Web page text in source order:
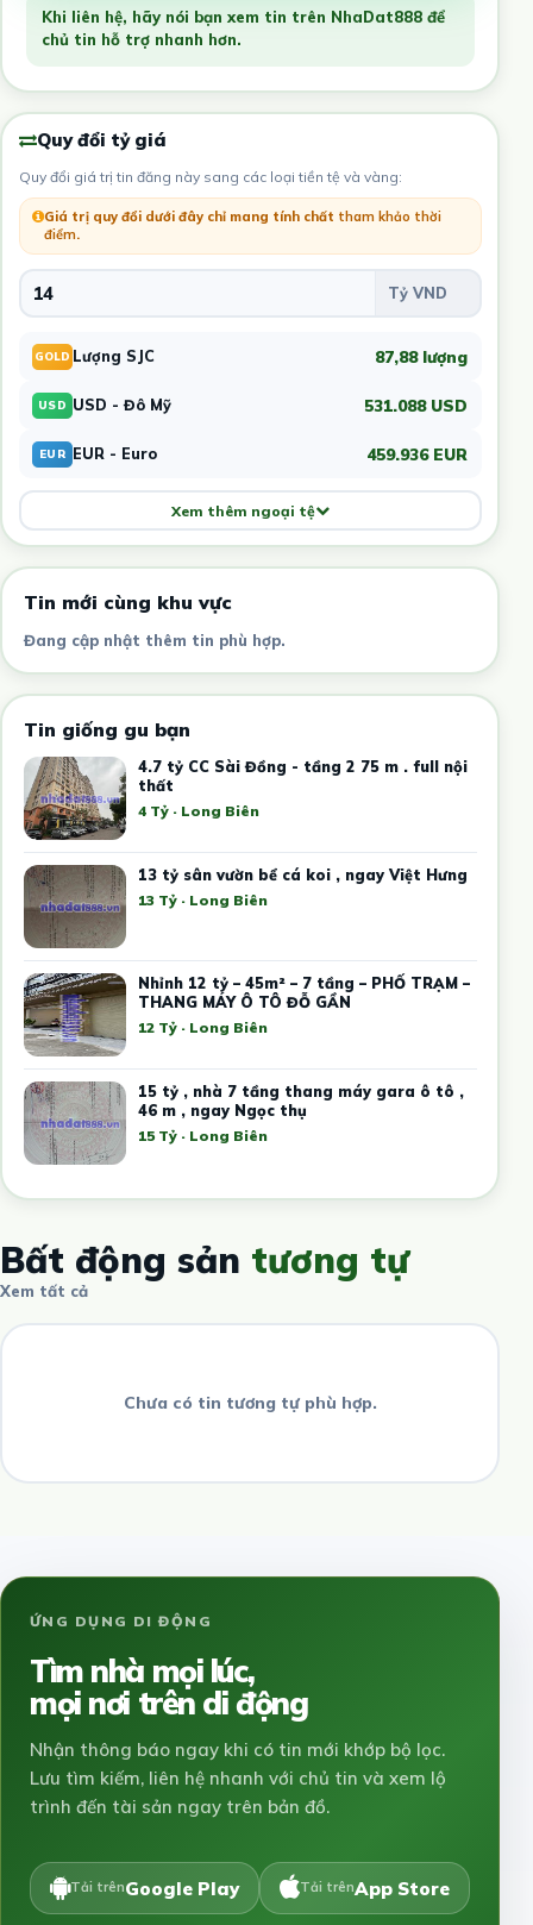
Khi liên hệ, hãy nói bạn xem tin trên NhaDat888 để
chủ tin hỗ trợ nhanh hơn.
Quy đổi tỷ giá
Quy đổi giá trị tin đăng này sang các loại tiền tệ và vàng:
Giá trị quy đổi dưới đây chỉ mang tính chất tham khảo thời
điểm.
GOLD Lượng SJC 87,88 lượng
USD USD - Đô Mỹ 531.088 USD
EUR EUR - Euro 459.936 EUR
Xem thêm ngoại tệ
Tin mới cùng khu vực
Đang cập nhật thêm tin phù hợp.
Tin giống gu bạn
4.7 tỷ CC Sài Đồng - tầng 2 75 m . full nội
thất
4 Tỷ · Long Biên
13 tỷ sân vườn bể cá koi , ngay Việt Hưng
13 Tỷ · Long Biên
Nhỉnh 12 tỷ – 45m² – 7 tầng – PHỐ TRẠM –
THANG MÁY Ô TÔ ĐỖ GẦN
12 Tỷ · Long Biên
15 tỷ , nhà 7 tầng thang máy gara ô tô ,
46 m , ngay Ngọc thụ
15 Tỷ · Long Biên
Bất động sản tương tự
Xem tất cả
Chưa có tin tương tự phù hợp.
ỨNG DỤNG DI ĐỘNG
Tìm nhà mọi lúc,
mọi nơi trên di động
Nhận thông báo ngay khi có tin mới khớp bộ lọc.
Lưu tìm kiếm, liên hệ nhanh với chủ tin và xem lộ
trình đến tài sản ngay trên bản đồ.
Tải trênGoogle Play Tải trênApp Store